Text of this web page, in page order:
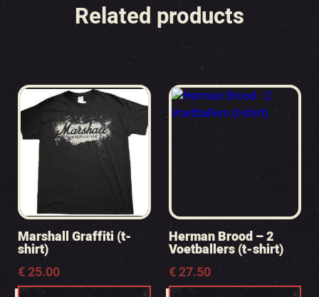
Related products
Marshall Graffiti (t-
shirt)
€25.00
Herman Brood – 2
Voetballers (t-shirt)
€27.50